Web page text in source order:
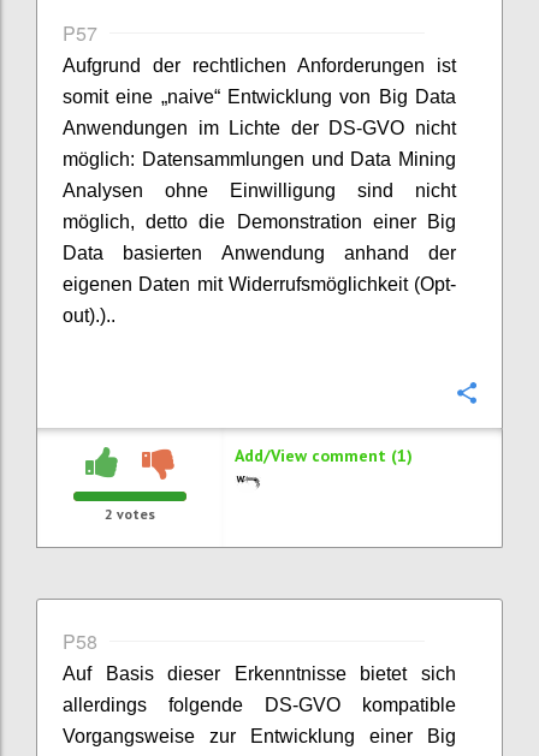
P57
Aufgrund der rechtlichen Anforderungen ist
somit eine „naive“ Entwicklung von Big Data
Anwendungen im Lichte der DS-GVO nicht
möglich: Datensammlungen und Data Mining
Analysen ohne Einwilligung sind nicht
möglich, detto die Demonstration einer Big
Data basierten Anwendung anhand der
eigenen Daten mit Widerrufsmöglichkeit (Opt-
out).)..
2 votes
Add/View comment (1)
P58
Auf Basis dieser Erkenntnisse bietet sich
allerdings folgende DS-GVO kompatible
Vorgangsweise zur Entwicklung einer Big